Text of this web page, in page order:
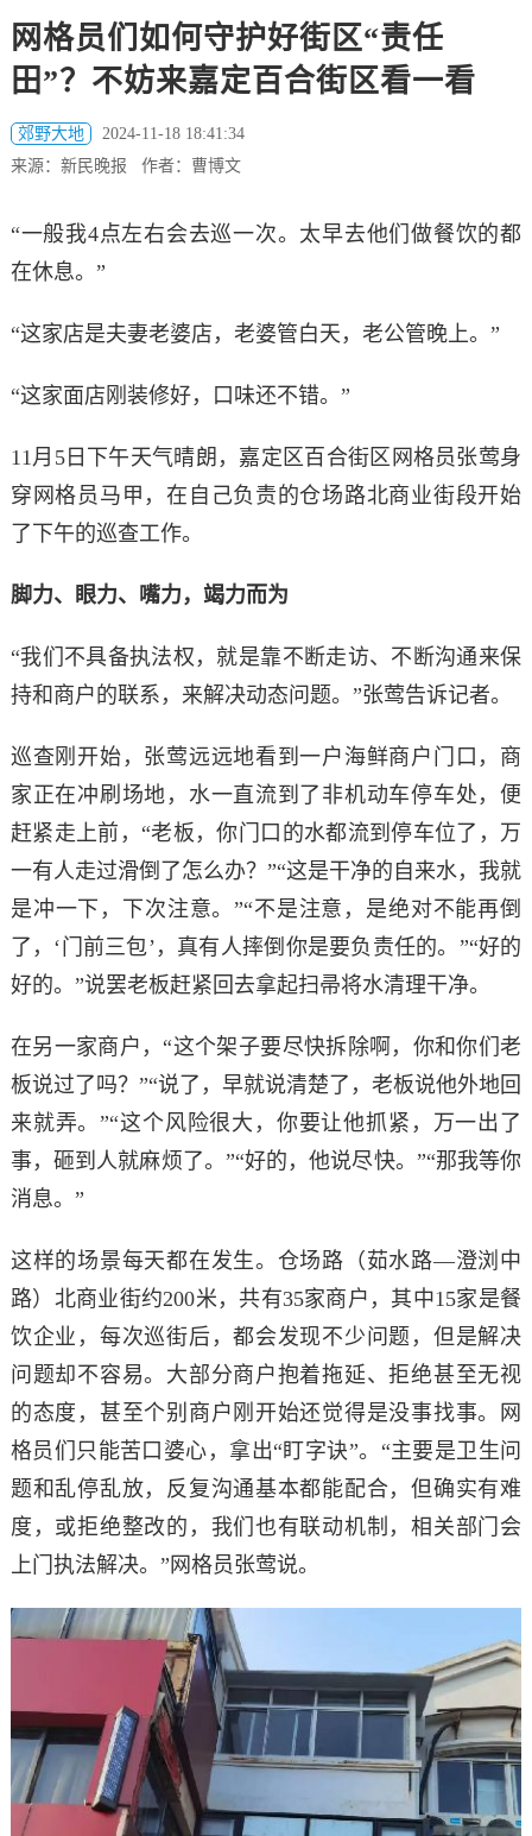
网格员们如何守护好街区“责任
田”？不妨来嘉定百合街区看一看
郊野大地
2024-11-18 18:41:34
来源：新民晚报 作者：曹博文
“一般我4点左右会去巡一次。太早去他们做餐饮的都
在休息。”
“这家店是夫妻老婆店，老婆管白天，老公管晚上。”
“这家面店刚装修好，口味还不错。”
11月5日下午天气晴朗，嘉定区百合街区网格员张莺身
穿网格员马甲，在自己负责的仓场路北商业街段开始
了下午的巡查工作。
脚力、眼力、嘴力，竭力而为
“我们不具备执法权，就是靠不断走访、不断沟通来保
持和商户的联系，来解决动态问题。”张莺告诉记者。
巡查刚开始，张莺远远地看到一户海鲜商户门口，商
家正在冲刷场地，水一直流到了非机动车停车处，便
赶紧走上前，“老板，你门口的水都流到停车位了，万
一有人走过滑倒了怎么办？”“这是干净的自来水，我就
是冲一下，下次注意。”“不是注意，是绝对不能再倒
了，‘门前三包’，真有人摔倒你是要负责任的。”“好的
好的。”说罢老板赶紧回去拿起扫帚将水清理干净。
在另一家商户，“这个架子要尽快拆除啊，你和你们老
板说过了吗？”“说了，早就说清楚了，老板说他外地回
来就弄。”“这个风险很大，你要让他抓紧，万一出了
事，砸到人就麻烦了。”“好的，他说尽快。”“那我等你
消息。”
这样的场景每天都在发生。仓场路（茹水路—澄浏中
路）北商业街约200米，共有35家商户，其中15家是餐
饮企业，每次巡街后，都会发现不少问题，但是解决
问题却不容易。大部分商户抱着拖延、拒绝甚至无视
的态度，甚至个别商户刚开始还觉得是没事找事。网
格员们只能苦口婆心，拿出“盯字诀”。“主要是卫生问
题和乱停乱放，反复沟通基本都能配合，但确实有难
度，或拒绝整改的，我们也有联动机制，相关部门会
上门执法解决。”网格员张莺说。